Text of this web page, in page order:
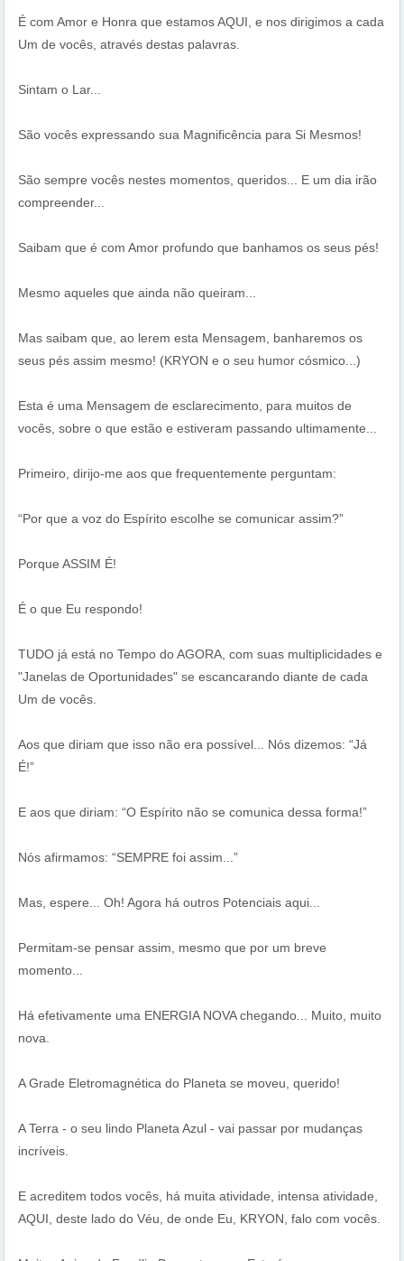
É com Amor e Honra que estamos AQUI, e nos dirigimos a cada
Um de vocês, através destas palavras.
Sintam o Lar...
São vocês expressando sua Magnificência para Si Mesmos!
São sempre vocês nestes momentos, queridos... E um dia irão
compreender...
Saibam que é com Amor profundo que banhamos os seus pés!
Mesmo aqueles que ainda não queiram...
Mas saibam que, ao lerem esta Mensagem, banharemos os
seus pés assim mesmo! (KRYON e o seu humor cósmico...)
Esta é uma Mensagem de esclarecimento, para muitos de
vocês, sobre o que estão e estiveram passando ultimamente...
Primeiro, dirijo-me aos que frequentemente perguntam:
“Por que a voz do Espírito escolhe se comunicar assim?”
Porque ASSIM É!
É o que Eu respondo!
TUDO já está no Tempo do AGORA, com suas multiplicidades e
"Janelas de Oportunidades" se escancarando diante de cada
Um de vocês.
Aos que diriam que isso não era possível... Nós dizemos: “Já
É!”
E aos que diriam: “O Espírito não se comunica dessa forma!”
Nós afirmamos: “SEMPRE foi assim...”
Mas, espere... Oh! Agora há outros Potenciais aqui...
Permitam-se pensar assim, mesmo que por um breve
momento...
Há efetivamente uma ENERGIA NOVA chegando... Muito, muito
nova.
A Grade Eletromagnética do Planeta se moveu, querido!
A Terra - o seu lindo Planeta Azul - vai passar por mudanças
incríveis.
E acreditem todos vocês, há muita atividade, intensa atividade,
AQUI, deste lado do Véu, de onde Eu, KRYON, falo com vocês.